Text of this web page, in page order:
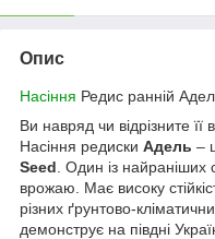
Опис
Насіння Редис ранній
Ви навряд чи відрізните її
Насіння редиски Адель –
Seed . Один із найраніших
врожаю. Має високу
різних ґрунтово-
демонструє на півдні